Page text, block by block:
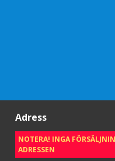
Adress
NOTERA! INGA
ADRESSEN